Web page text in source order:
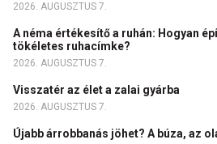
2026. AUGUSZTUS 7.
A néma értékesítő a ruhán: Hogyan
tökéletes ruhacímke?
2026. AUGUSZTUS 7.
Visszatér az élet a zalai gyárba
2026. AUGUSZTUS 7.
Újabb árrobbanás jöhet? A búza, az